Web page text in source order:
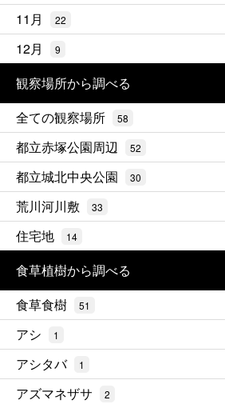
11月 22
12月 9
観察場所から調べる
全ての観察場所
58
都立赤塚公園周辺 52
都立城北中央公園 30
荒川河川敷 33
住宅地 14
食草植樹から調べる
食草食樹
51
アシ 1
アシタバ 1
アズマネザサ 2